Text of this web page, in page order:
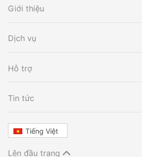
Xét nghiệm khai sinh
Giới thiệu
Dịch vụ
Hỗ trợ
Tin tức
Tiếng Việt
Lên đầu trang